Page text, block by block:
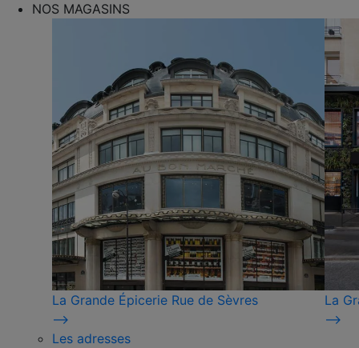
NOS MAGASINS
La Grande Épicerie Rue de Sèvres
⟶
La
⟶
Les adresses